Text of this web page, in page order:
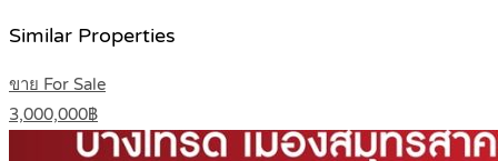
Similar Properties
ขาย For Sale
3,000,000฿